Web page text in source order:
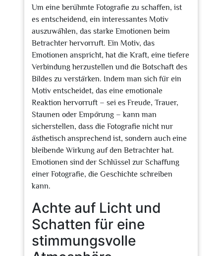
Um eine berühmte Fotografie zu schaffen, ist
es entscheidend, ein interessantes Motiv
auszuwählen, das starke Emotionen beim
Betrachter hervorruft. Ein Motiv, das
Emotionen anspricht, hat die Kraft, eine tiefere
Verbindung herzustellen und die Botschaft des
Bildes zu verstärken. Indem man sich für ein
Motiv entscheidet, das eine emotionale
Reaktion hervorruft – sei es Freude, Trauer,
Staunen oder Empörung – kann man
sicherstellen, dass die Fotografie nicht nur
ästhetisch ansprechend ist, sondern auch eine
bleibende Wirkung auf den Betrachter hat.
Emotionen sind der Schlüssel zur Schaffung
einer Fotografie, die Geschichte schreiben
kann.
Achte auf Licht und
Schatten für eine
stimmungsvolle